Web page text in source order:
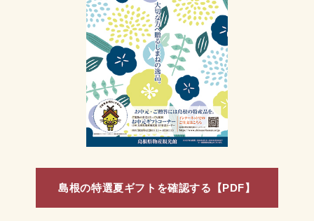
島根の特選夏ギフトを確認する【PDF】